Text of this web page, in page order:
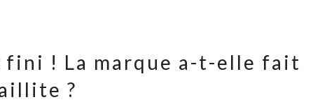
fini ! La marque a-t-elle fait
?